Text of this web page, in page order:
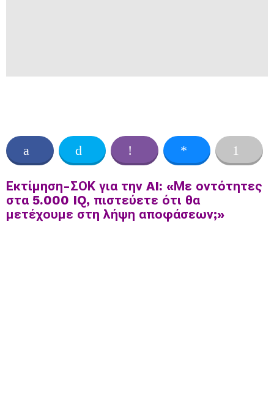
Εκτίμηση-ΣΟΚ για την AI: «Με οντότητες
στα 5.000 IQ, πιστεύετε ότι θα
μετέχουμε στη λήψη αποφάσεων;»